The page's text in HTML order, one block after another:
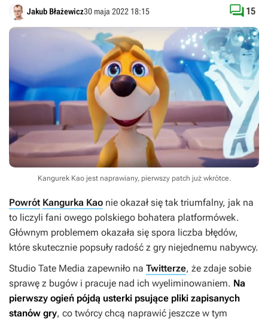
Jakub Błażewicz30 maja 2022 18:15  15
Kangurek Kao jest naprawiany, pierwszy patch już wkrótce.
Powrót Kangurka Kao nie okazał się tak triumfalny, jak na
to liczyli fani owego polskiego bohatera platformówek.
Głównym problemem okazała się spora liczba błędów,
które skutecznie popsuły radość z gry niejednemu nabywcy.
Studio Tate Media zapewniło na Twitterze, że zdaje sobie
sprawę z bugów i pracuje nad ich wyeliminowaniem. Na
pierwszy ogień pójdą usterki psujące pliki zapisanych
stanów gry, co twórcy chcą naprawić jeszcze w tym